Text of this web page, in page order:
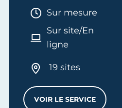
(EI/Micro-
ou réel)
Durée :
Sur mesure
Sur site/En
ligne
19 sites
VOIR LE SERVICE
MES